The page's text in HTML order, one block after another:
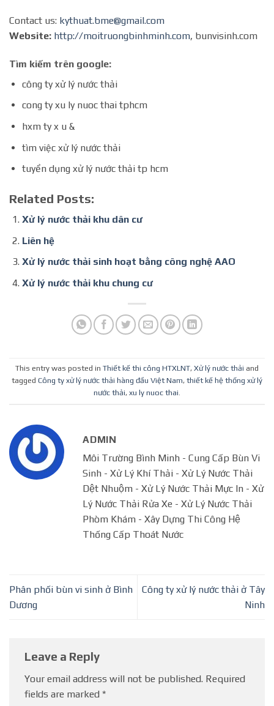
Contact us: kythuat.bme@gmail.com
Website: http://moitruongbinhminh.com, bunvisinh.com
Tìm kiếm trên google:
công ty xử lý nước thải
cong ty xu ly nuoc thai tphcm
hxm ty x u &
tìm việc xử lý nước thải
tuyển dụng xử lý nước thải tp hcm
Related Posts:
Xử lý nước thải khu dân cư
Liên hệ
Xử lý nước thải sinh hoạt bằng công nghệ AAO
Xử lý nước thải khu chung cư
This entry was posted in Thiết kế thi công HTXLNT, Xử lý nước thải and
tagged Công ty xử lý nước thải hàng đầu Việt Nam, thiết kế hệ thống xử lý
nước thải, xu ly nuoc thai.
ADMIN
Môi Trường Bình Minh - Cung Cấp Bùn Vi
Sinh - Xử Lý Khí Thải - Xử Lý Nước Thải
Dệt Nhuộm - Xử Lý Nước Thải Mực In - Xử
Lý Nước Thải Rửa Xe - Xử Lý Nước Thải
Phòm Khám - Xây Dựng Thi Công Hệ
Thống Cấp Thoát Nước
Phân phối bùn vi sinh ở Bình
Dương
Công ty xử lý nước thải ở Tây
Ninh
Leave a Reply
Your email address will not be published. Required
fields are marked *